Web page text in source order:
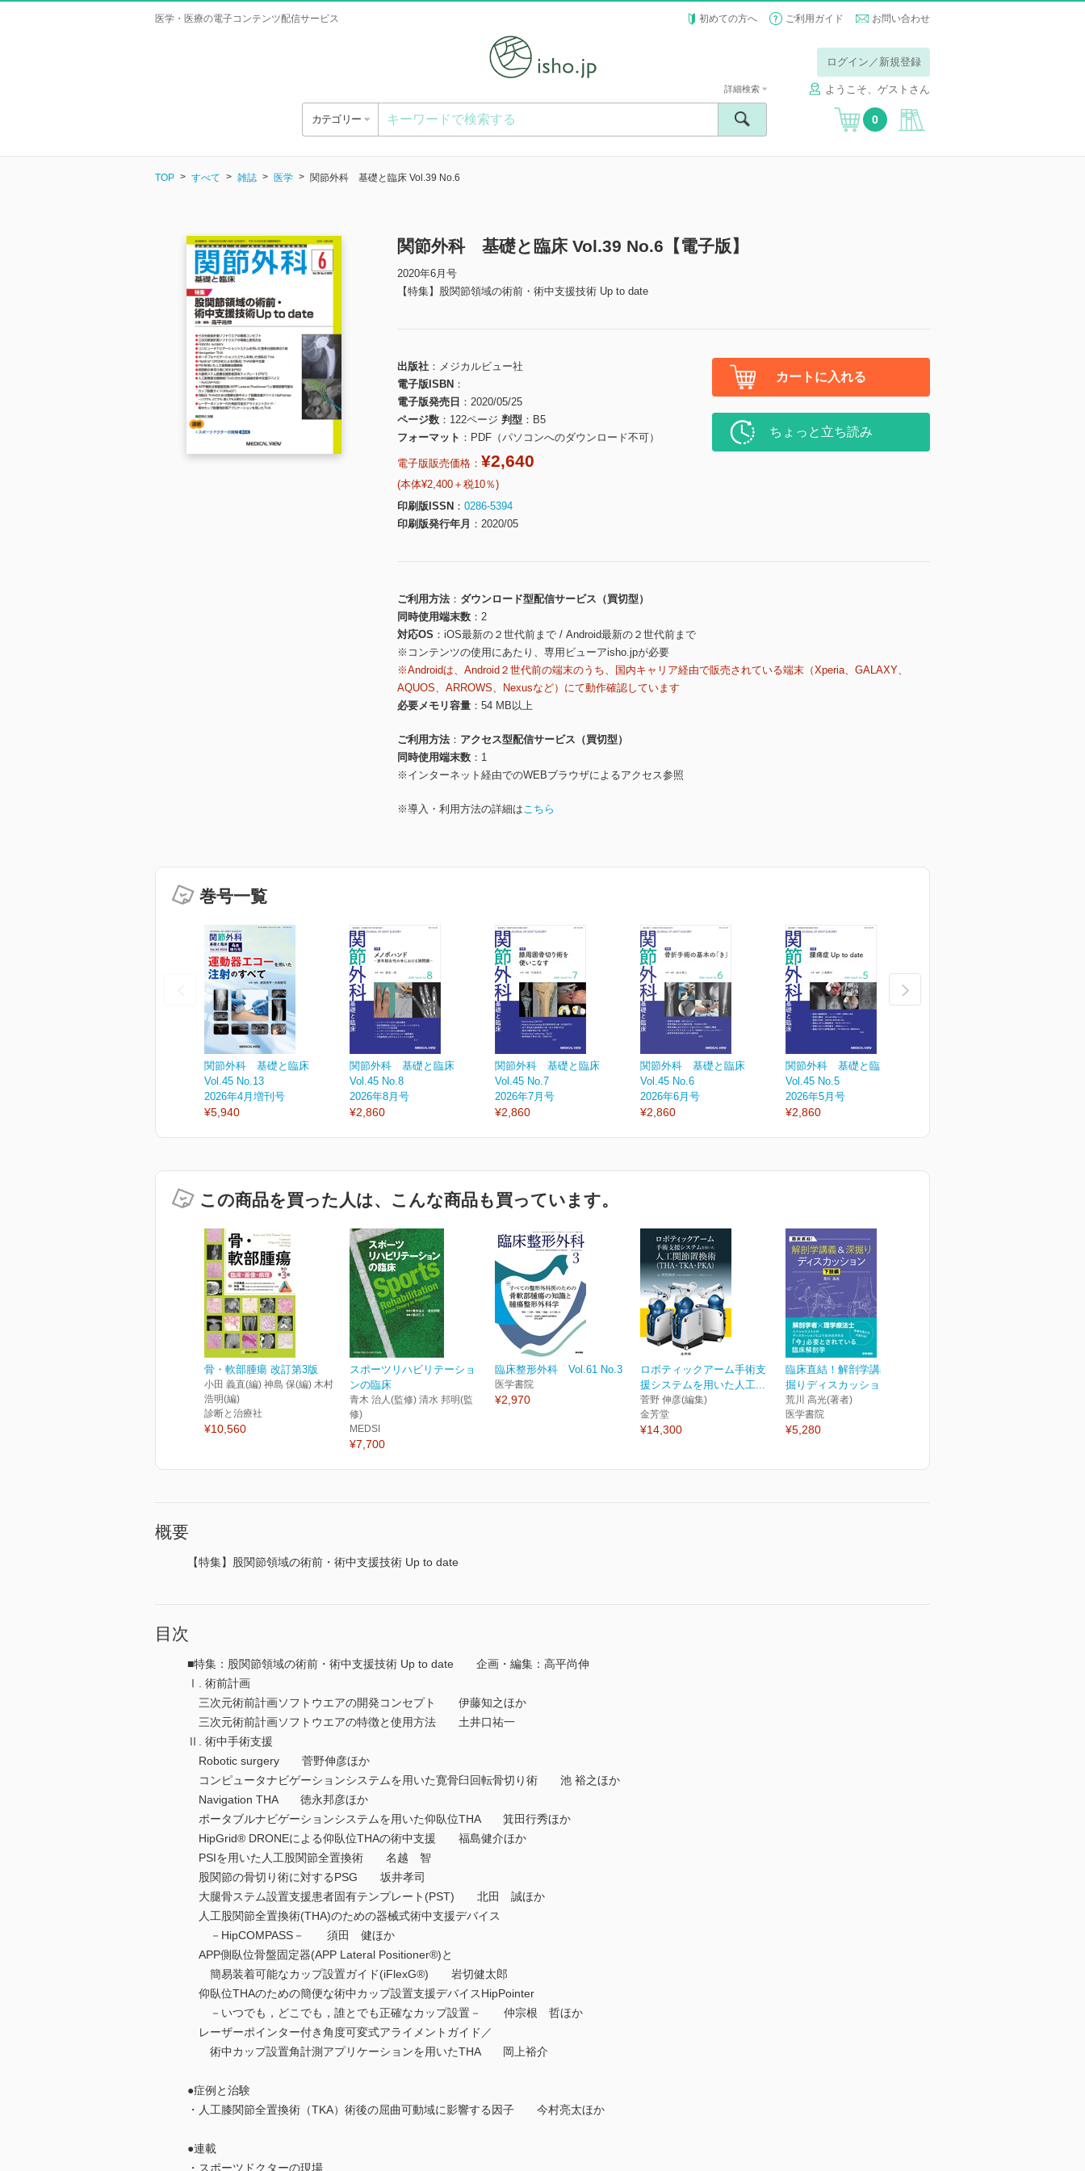
医学・医療の電子コンテンツ配信サービス 初めての方へ ご利用ガイド お問い合わせ
ログイン／新規登録
ようこそ、ゲストさん
カテゴリー
詳細検索
0
TOP すべて 雑誌 医学 関節外科 基礎と臨床 Vol.39 No.6
関節外科 基礎と臨床 Vol.39 No.6【電子版】
2020年6月号
【特集】股関節領域の術前・術中支援技術 Up to date
出版社
メジカルビュー社
電子版ISBN
電子版発売日
2020/05/25
ページ数
122ページ 判型
B5
フォーマット
PDF（パソコンへのダウンロード不可）
電子版販売価格： ¥2,640
(本体¥2,400＋税10％)
印刷版ISSN
0286-5394
印刷版発行年月
2020/05
カートに入れる
ちょっと立ち読み
ご利用方法
ダウンロード型配信サービス（買切型）
同時使用端末数
2
対応OS
iOS最新の２世代前まで / Android最新の２世代前まで
※コンテンツの使用にあたり、専用ビューアisho.jpが必要
※Androidは、Android２世代前の端末のうち、国内キャリア経由で販売されている端末（Xperia、GALAXY、
AQUOS、ARROWS、Nexusなど）にて動作確認しています
必要メモリ容量
54 MB以上
ご利用方法
アクセス型配信サービス（買切型）
同時使用端末数
1
※インターネット経由でのWEBブラウザによるアクセス参照
※導入・利用方法の詳細はこちら
巻号一覧
関節外科 基礎と臨床
Vol.45 No.13
2026年4月増刊号
¥5,940
関節外科 基礎と臨床
Vol.45 No.8
2026年8月号
¥2,860
関節外科 基礎と臨床
Vol.45 No.7
2026年7月号
¥2,860
関節外科 基礎と臨床
Vol.45 No.6
2026年6月号
¥2,860
関節外科 基礎と臨床
Vol.45 No.5
2026年5月号
¥2,860
この商品を買った人は、こんな商品も買っています。
骨・軟部腫瘍 改訂第3版
小田 義直(編) 神島 保(編) 木村
浩明(編)
診断と治療社
¥10,560
スポーツリハビリテーショ
ンの臨床
青木 治人(監修) 清水 邦明(監
修)
MEDSI
¥7,700
臨床整形外科 Vol.61 No.3
医学書院
¥2,970
ロボティックアーム手術支
援システムを用いた人工...
菅野 伸彦(編集)
金芳堂
¥14,300
臨床直結！解剖学講義＆深
掘りディスカッション 下...
荒川 高光(著者)
医学書院
¥5,280
概要
【特集】股関節領域の術前・術中支援技術 Up to date
目次
■特集：股関節領域の術前・術中支援技術 Up to date 企画・編集：高平尚伸
Ⅰ. 術前計画
三次元術前計画ソフトウエアの開発コンセプト 伊藤知之ほか
三次元術前計画ソフトウエアの特徴と使用方法 土井口祐一
Ⅱ. 術中手術支援
Robotic surgery 菅野伸彦ほか
コンピュータナビゲーションシステムを用いた寛骨臼回転骨切り術 池 裕之ほか
Navigation THA 徳永邦彦ほか
ポータブルナビゲーションシステムを用いた仰臥位THA 箕田行秀ほか
HipGrid® DRONEによる仰臥位THAの術中支援 福島健介ほか
PSIを用いた人工股関節全置換術 名越 智
股関節の骨切り術に対するPSG 坂井孝司
大腿骨ステム設置支援患者固有テンプレート(PST) 北田 誠ほか
人工股関節全置換術(THA)のための器械式術中支援デバイス
－HipCOMPASS－ 須田 健ほか
APP側臥位骨盤固定器(APP Lateral Positioner®)と
簡易装着可能なカップ設置ガイド(iFlexG®) 岩切健太郎
仰臥位THAのための簡便な術中カップ設置支援デバイスHipPointer
－いつでも，どこでも，誰とでも正確なカップ設置－ 仲宗根 哲ほか
レーザーポインター付き角度可変式アライメントガイド／
術中カップ設置角計測アプリケーションを用いたTHA 岡上裕介
●症例と治験
・人工膝関節全置換術（TKA）術後の屈曲可動域に影響する因子 今村亮太ほか
●連載
・スポーツドクターの現場